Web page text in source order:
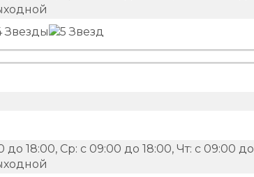
до 18:00, Ср: с 09:00 до 18:00, Чт: с 09:00 до